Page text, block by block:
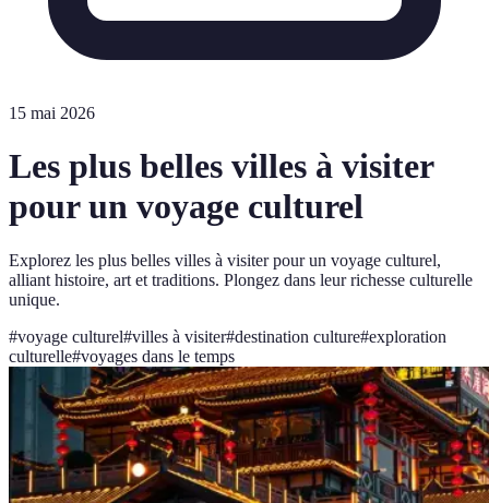
15 mai 2026
Les plus belles villes à visiter
pour un voyage culturel
Explorez les plus belles villes à visiter pour un voyage culturel,
alliant histoire, art et traditions. Plongez dans leur richesse culturelle
unique.
#voyage culturel#villes à visiter#destination culture#exploration
culturelle#voyages dans le temps